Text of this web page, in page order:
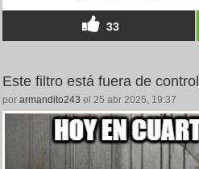
33
Este filtro está fuera de control
por armandito243 el 25 abr 2025, 19:37